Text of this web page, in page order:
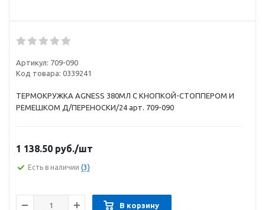
Артикул: 709-090
Код товара: 0339241
ТЕРМОКРУЖКА AGNESS 380МЛ С КНОПКОЙ-СТОППЕРОМ И
РЕМЕШКОМ Д/ПЕРЕНОСКИ/24 арт. 709-090
1 138.50 руб./шт
Есть в наличии (3)
В корзину